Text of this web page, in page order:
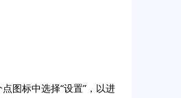
图标中选择“设置”，以进